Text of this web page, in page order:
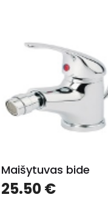
Maišytuvas bide
25.50€